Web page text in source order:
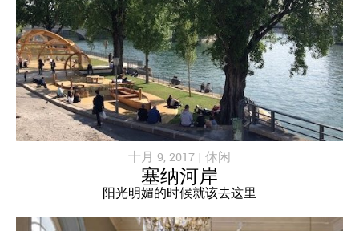
十月 9, 2017 | 休闲
塞纳河岸
阳光明媚的时候就该去这里